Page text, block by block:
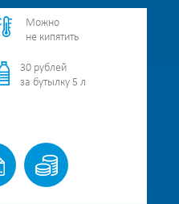
Можно
не кипятить
30 рублей
за бутылку 5 л